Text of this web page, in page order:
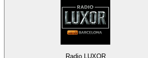
Radio LUXOR